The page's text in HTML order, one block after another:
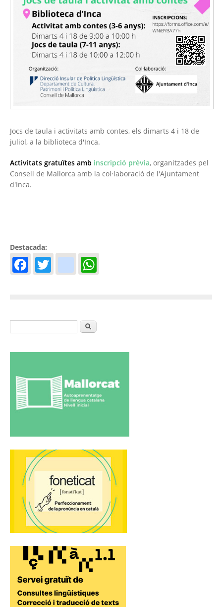
Jocs de taula i activitats amb contes, els dimarts 4 i 18 de
juliol, a la biblioteca d'Inca.
Activitats gratuïtes amb inscripció prèvia, organitzades pel
Consell de Mallorca amb la col·laboració de l'Ajuntament
d'Inca.
Destacada:
Facebook
Twitterinstagram
Formulari de cercaCerca